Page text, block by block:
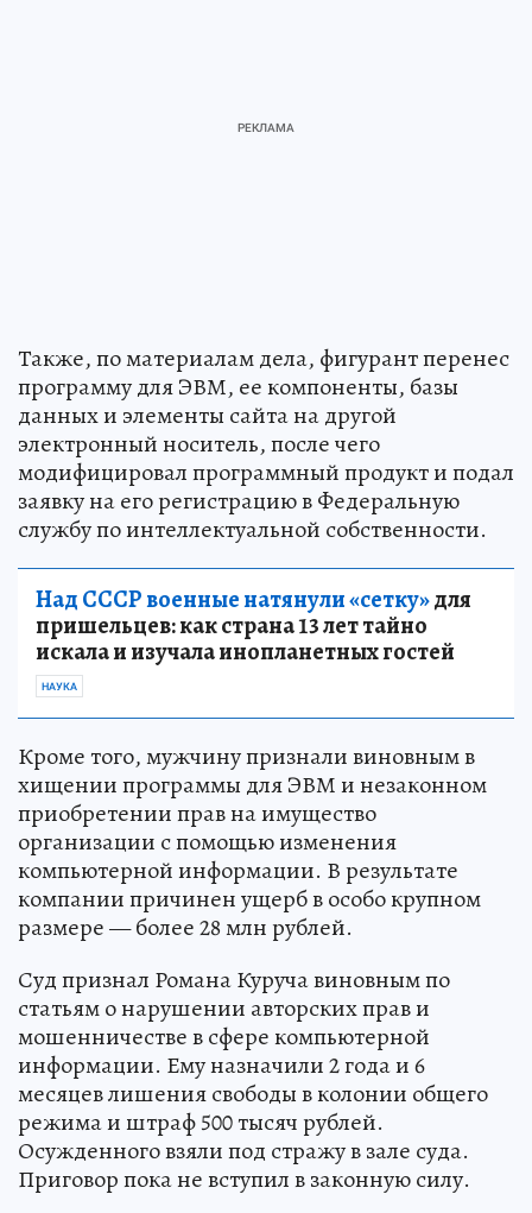
Также, по материалам дела, фигурант перенес
программу для ЭВМ, ее компоненты, базы
данных и элементы сайта на другой
электронный носитель, после чего
модифицировал программный продукт и подал
заявку на его регистрацию в Федеральную
службу по интеллектуальной собственности.
Над СССР военные натянули «сетку»для
пришельцев: как страна 13 лет тайно
искала и изучала инопланетных гостей
НАУКА
Кроме того, мужчину признали виновным в
хищении программы для ЭВМ и незаконном
приобретении прав на имущество
организации с помощью изменения
компьютерной информации. В результате
компании причинен ущерб в особо крупном
размере — более 28 млн рублей.
Суд признал Романа Куруча виновным по
статьям о нарушении авторских прав и
мошенничестве в сфере компьютерной
информации. Ему назначили 2 года и 6
месяцев лишения свободы в колонии общего
режима и штраф 500 тысяч рублей.
Осужденного взяли под стражу в зале суда.
Приговор пока не вступил в законную силу.